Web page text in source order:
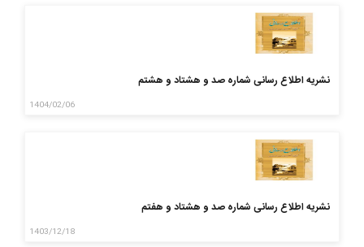
نشریه اطلاع رسانی شماره صد و هشتاد و هشتم
1404/02/06
نشریه اطلاع رسانی شماره صد و هشتاد و هفتم
1403/12/18